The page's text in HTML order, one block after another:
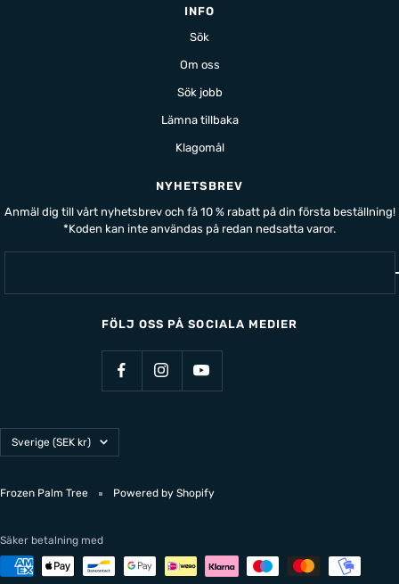
INFO
Sök
Om oss
Sök jobb
Lämna tillbaka
Klagomål
NYHETSBREV
Anmäl dig till vårt nyhetsbrev och få 10 % rabatt på din första beställning!
*Koden kan inte användas på redan nedsatta varor.
FÖLJ OSS PÅ SOCIALA MEDIER
Land/Region
Sverige (SEK kr)
Frozen Palm Tree Powered by Shopify
Säker betalning med